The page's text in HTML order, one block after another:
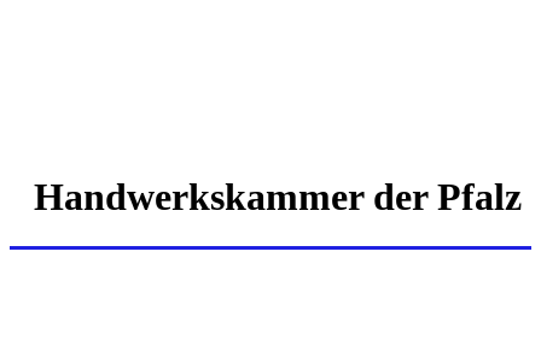
Handwerkskammer der Pfalz